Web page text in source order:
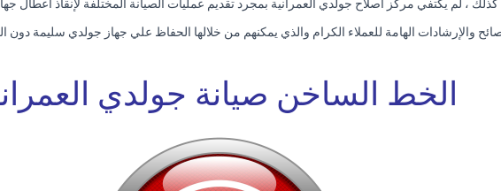
كذلك ، لم يكتفي مركز اصلاح جولدي العمرانية بمجرد تقديم عمليات الصيانة المختلفة لإنقاذ اعطال
والإرشادات الهامة للعملاء الكرام والذي يمكنهم من خلالها الحفاظ علي جهاز جولدي سليمة
الخط الساخن صيانة جولدي